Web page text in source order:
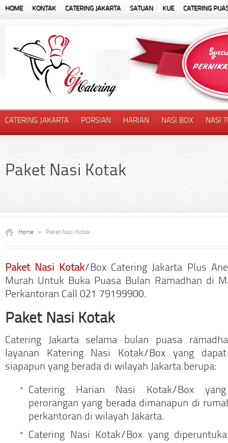
HOME KONTAK CATERING JAKARTA SATUAN KUE CATERING
CATERING JAKARTA PORSIAN HARIAN NASI BOX NASI
Paket Nasi Kotak
Home » Paket Nasi Kotak
Paket Nasi Kotak/Box Catering Jakarta Plus
Murah Untuk Buka Puasa Bulan Ramadhan di
Perkantoran Call 021 79199900.
Paket Nasi Kotak
Catering Jakarta selama bulan puasa
layanan Katering Nasi Kotak/Box yang
siapapun yang berada di wilayah Jakarta berupa:
Catering Harian Nasi Kotak/Box
perorangan yang berada dimanapun di
perkantoran di wilayah Jakarta.
Catering Nasi Kotak/Box yang